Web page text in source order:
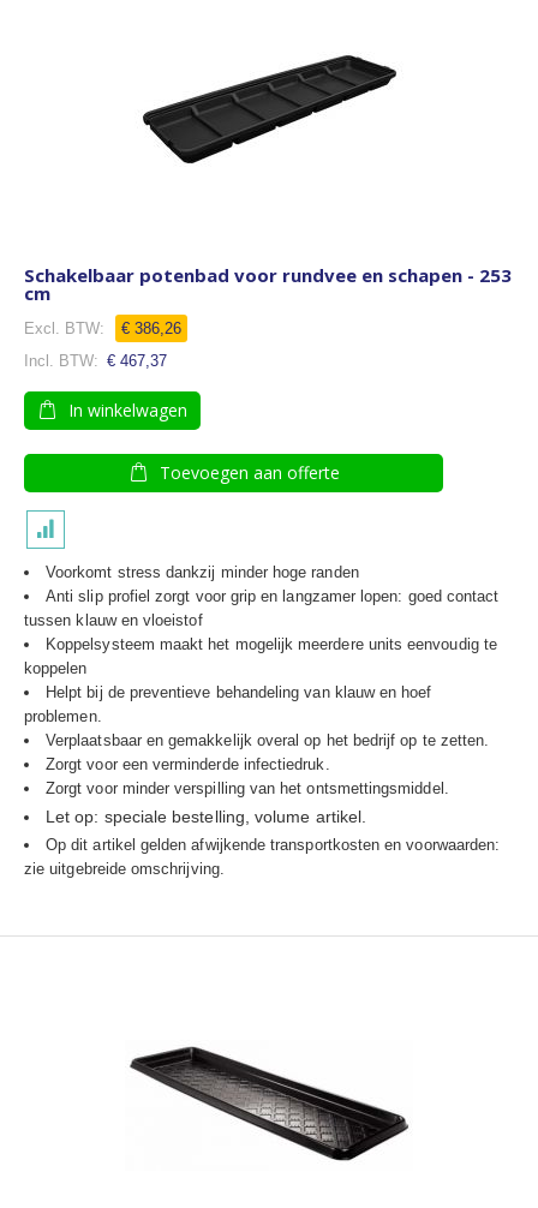
Schakelbaar potenbad voor rundvee en schapen - 253
cm
€ 386,26
€ 467,37
In winkelwagen
Toevoegen aan offerte
Voorkomt stress dankzij minder hoge randen
Anti slip profiel zorgt voor grip en langzamer lopen: goed contact
tussen klauw en vloeistof
Koppelsysteem maakt het mogelijk meerdere units eenvoudig te
koppelen
Helpt bij de preventieve behandeling van klauw en hoef
problemen.
Verplaatsbaar en gemakkelijk overal op het bedrijf op te zetten.
Zorgt voor een verminderde infectiedruk.
Zorgt voor minder verspilling van het ontsmettingsmiddel.
Let op: speciale bestelling, volume artikel.
Op dit artikel gelden afwijkende transportkosten en voorwaarden:
zie uitgebreide omschrijving.